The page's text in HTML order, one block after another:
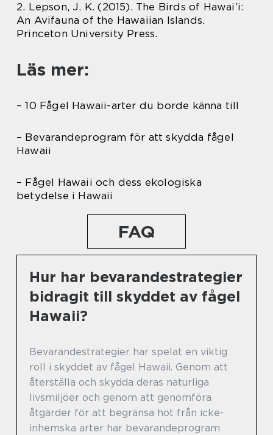
2. Lepson, J. K. (2015). The Birds of Hawai’i:
An Avifauna of the Hawaiian Islands.
Princeton University Press.
Läs mer:
– 10 Fågel Hawaii-arter du borde känna till
– Bevarandeprogram för att skydda fågel
Hawaii
– Fågel Hawaii och dess ekologiska
betydelse i Hawaii
FAQ
Hur har bevarandestrategier
bidragit till skyddet av fågel
Hawaii?
Bevarandestrategier har spelat en viktig
roll i skyddet av fågel Hawaii. Genom att
återställa och skydda deras naturliga
livsmiljöer och genom att genomföra
åtgärder för att begränsa hot från icke-
inhemska arter har bevarandeprogram